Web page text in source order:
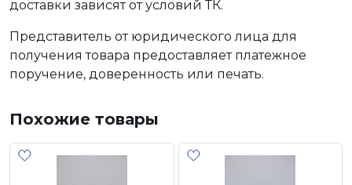
доставки зависят от условий ТК.
Представитель от юридического лица для
получения товара предоставляет платежное
поручение, доверенность или печать.
Похожие товары